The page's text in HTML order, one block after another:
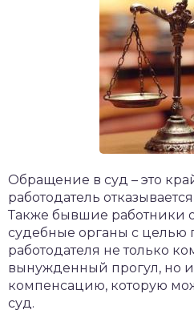
Обращение в суд – это
работодатель
Также бывшие работники
судебные органы с целью
работодателя не только
вынужденный прогул, но
компенсацию, которую
суд.